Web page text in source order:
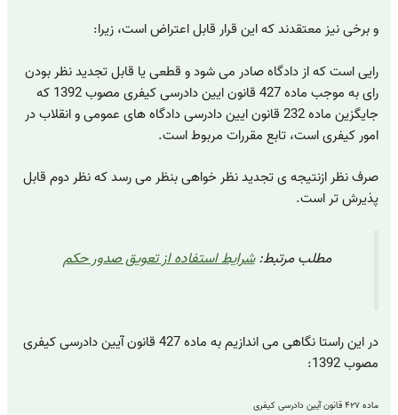
و برخی نیز معتقدند که این قرار قابل اعتراض است، زیرا:
رایی است که از دادگاه صادر می شود و قطعی یا قابل تجدید نظر بودن
رای به موجب ماده 427 قانون ایین دادرسی کیفری مصوب 1392 که
جایگزین ماده 232 قانون ایین دادرسی دادگاه های عمومی و انقلاب در
امور کیفری است، تابع مقررات مربوط است.
صرف نظر ازنتیجه ی تجدید نظر خواهی بنظر می رسد که نظر دوم قابل
پذیرش تر است.
مطلب مرتبط:شرایط استفاده از تعویق صدور حکم
در این راستا نگاهی می اندازیم به ماده 427 قانون آیین دادرسی کیفری
مصوب 1392:
ماده ۴۲۷ قانون آیین دادرسی کیفری